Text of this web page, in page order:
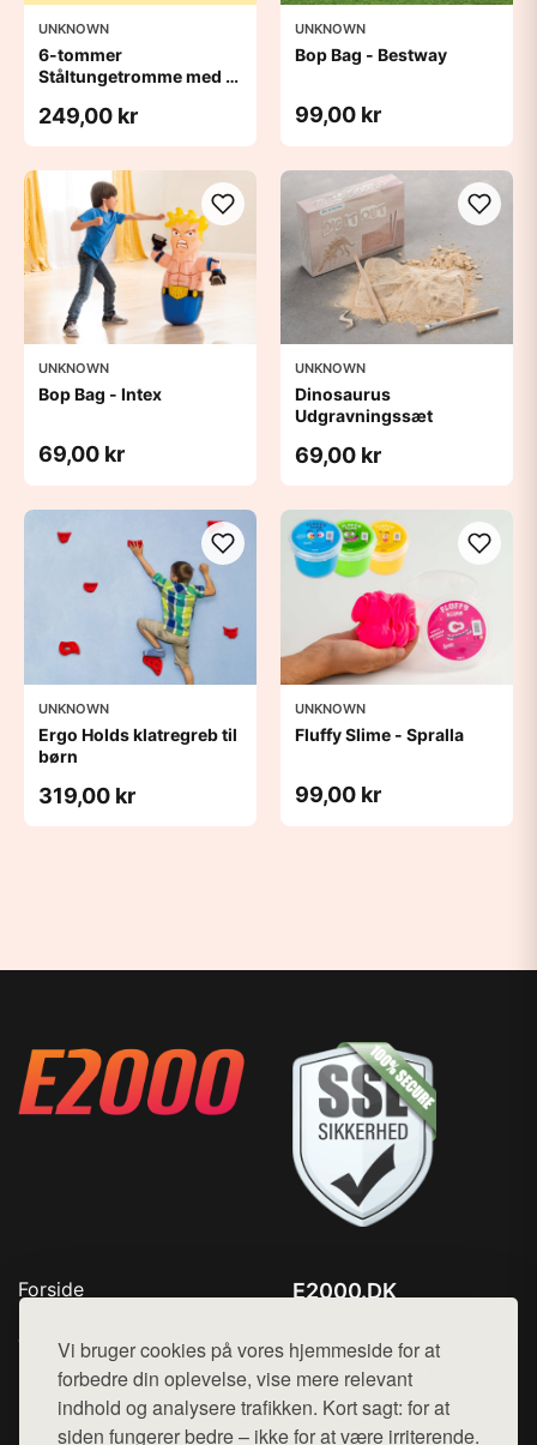
Vi bruger cookies på vores hjemmeside for at
forbedre din oplevelse, vise mere relevant
indhold og analysere trafikken. Kort sagt: for at
siden fungerer bedre – ikke for at være irriterende.
UNKNOWN
6-tommer
Ståltungetromme med 8
249,00 kr
UNKNOWN
Bop Bag - Bestway
99,00 kr
UNKNOWN
Bop Bag - Intex
69,00 kr
UNKNOWN
Dinosaurus
Udgravningssæt
69,00 kr
UNKNOWN
Ergo Holds klatregreb til
børn
319,00 kr
UNKNOWN
Fluffy Slime - Spralla
99,00 kr
Forside
Top Rabatter
Kontakt
E2000.DK
Mail: hej@want.dk
Cookie- og privatlivspolitik